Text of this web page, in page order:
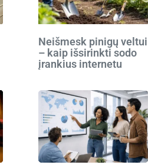
Neišmesk pinigų veltui
– kaip išsirinkti sodo
įrankius internetu